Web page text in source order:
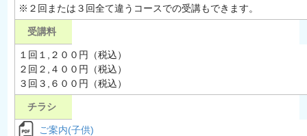
※２回または３回全て違うコースでの受講もできます。
受講料
１回１,２００円（税込）
２回２,４００円（税込）
３回３,６００円（税込）
チラシ
ご案内(子供)